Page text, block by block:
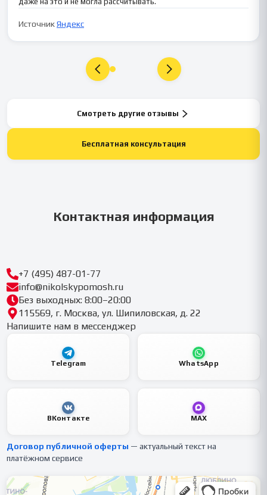
ИсточникЯндекс
Смотреть другие отзывы
Бесплатная консультация
Контактная информация
+7 (495) 487-01-77
info@nikolskypomosh.ru
Без выходных: 8:00–20:00
115569, г. Москва, ул. Шипиловская, д. 22
Напишите нам в мессенджер
Telegram WhatsApp
ВКонтакте MAX
Договор публичной оферты — актуальный текст на
платёжном сервисе